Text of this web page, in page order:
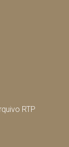
RTP